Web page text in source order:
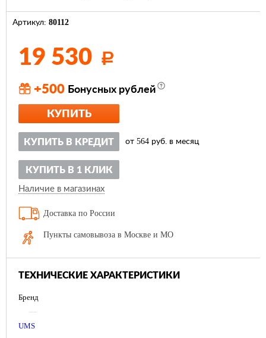
Артикул: 80112
19 530 Р
+500 Бонусных рублей
КУПИТЬ
КУПИТЬ В КРЕДИТ от 564 руб. в месяц
КУПИТЬ В 1 КЛИК
Наличие в магазинах
Доставка по России
Пункты самовывоза в Москве и МО
ТЕХНИЧЕСКИЕ ХАРАКТЕРИСТИКИ
Бренд
—
UMS